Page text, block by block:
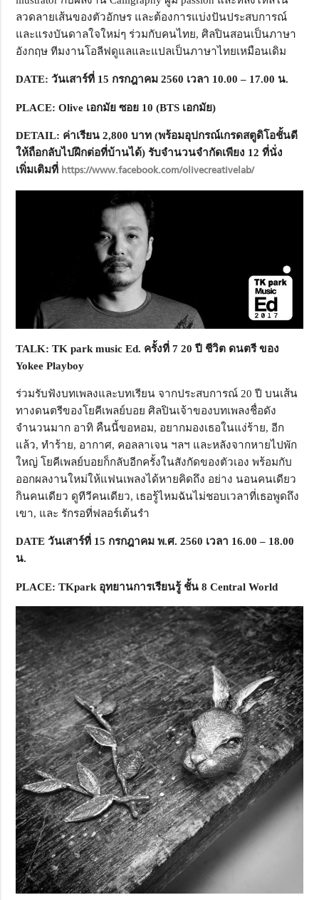
ลวดลายเส้นของตัวอักษร และต้องการแบ่งปันประสบการณ์
และแรงบันดาลใจใหม่ๆ ร่วมกับคนไทย, ศิลปินสอนเป็นภาษา
อังกฤษ ทีมงานโอลีฟดูแลและแปลเป็นภาษาไทยเหมือนเดิม
DATE:วันเสาร์ที่ 15 กรกฎาคม 2560 เวลา 10.00 – 17.00 น.
PLACE: Olive เอกมัย ซอย 10 (BTS เอกมัย)
DETAIL: ค่าเรียน 2,800 บาท (พร้อมอุปกรณ์เกรดสตูดิโอชั้นดี
ให้ถือกลับไปฝึกต่อที่บ้านได้) รับจำนวนจำกัดเพียง 12 ที่นั่ง
เพิ่มเติมที่ https://www.facebook.com/olivecreativelab/
TALK: TK park music Ed. ครั้งที่7 20 ปี ชีวิต ดนตรี ของ
Yokee Playboy
ร่วมรับฟังบทเพลงและบทเรียน จากประสบการณ์ 20 ปี บนเส้น
ทางดนตรีของโยคีเพลย์บอย ศิลปินเจ้าของบทเพลงชื่อดัง
จำนวนมาก อาทิ คืนนี้ขอหอม, อยากมองเธอในแง่ร้าย, อีก
แล้ว, ทำร้าย, อากาศ, คอลลาเจน ฯลฯ และหลังจากหายไปพัก
ใหญ่ โยคีเพลย์บอยก็กลับอีกครั้งในสังกัดของตัวเอง พร้อมกับ
ออกผลงานใหม่ให้แฟนเพลงได้หายคิดถึง อย่าง นอนคนเดียว
กินคนเดียว ดูทีวีคนเดียว, เธอรู้ไหมฉันไม่ชอบเวลาที่เธอพูดถึง
เขา, และ รักรอที่ฟลอร์เต้นรำ
DATEวันเสาร์ที่ 15 กรกฎาคม พ.ศ.2560 เวลา 16.00 – 18.00
น.
PLACE: TKpark อุทยานการเรียนรู้ชั้น8 Central World